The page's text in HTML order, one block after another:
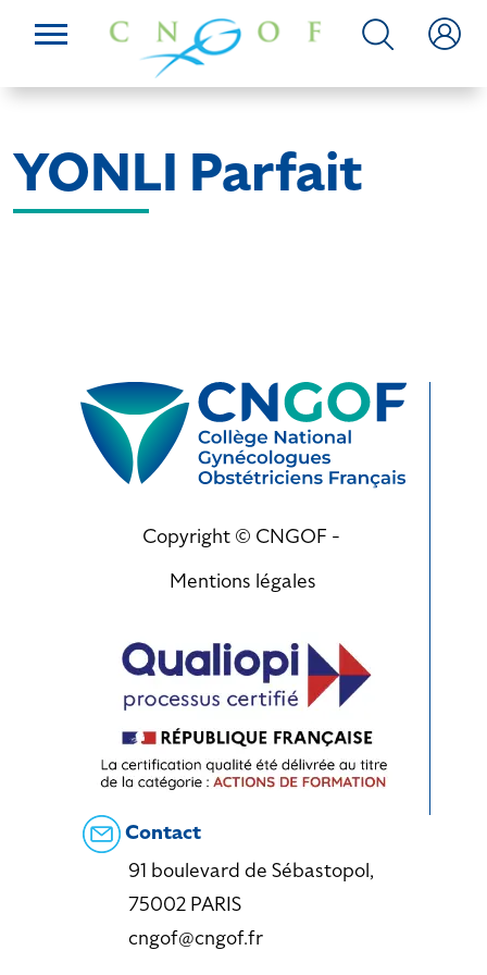
YONLI Parfait
Copyright © CNGOF -
Mentions légales
Contact
91 boulevard de Sébastopol,
75002 PARIS
cngof@cngof.fr